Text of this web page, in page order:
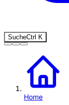
SucheCtrl K
Home